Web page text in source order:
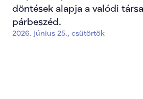
döntések alapja a valódi
párbeszéd.
2026. június 25., csütörtök